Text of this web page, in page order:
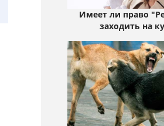
Имеет ли право
заходить на